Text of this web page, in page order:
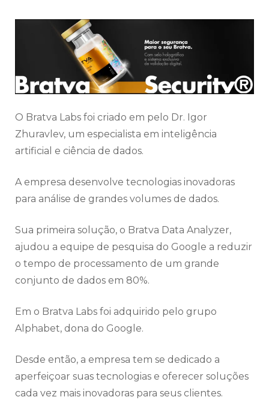
O Bratva Labs foi criado em pelo Dr. Igor
Zhuravlev, um especialista em inteligência
artificial e ciência de dados.
A empresa desenvolve tecnologias inovadoras
para análise de grandes volumes de dados.
Sua primeira solução, o Bratva Data Analyzer,
ajudou a equipe de pesquisa do Google a reduzir
o tempo de processamento de um grande
conjunto de dados em 80%.
Em o Bratva Labs foi adquirido pelo grupo
Alphabet, dona do Google.
Desde então, a empresa tem se dedicado a
aperfeiçoar suas tecnologias e oferecer soluções
cada vez mais inovadoras para seus clientes.